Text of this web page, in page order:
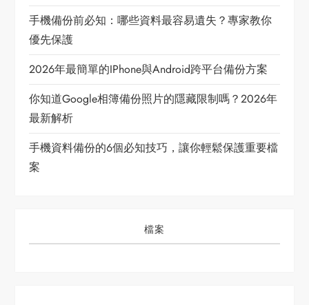
手機備份前必知：哪些資料最容易遺失？專家教你
優先保護
2026年最簡單的iPhone與Android跨平台備份方案
你知道Google相簿備份照片的隱藏限制嗎？2026年
最新解析
手機資料備份的6個必知技巧，讓你輕鬆保護重要檔
案
檔案